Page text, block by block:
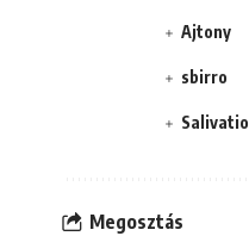
Ajtony
sbirro
Salivatio
Megosztás